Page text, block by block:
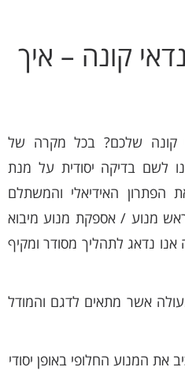
קונה – איך
קונה שלכם? בכל מקרה של
לשם בדיקה יסודית על מנת
הפתרון האידיאלי והמשתלם
ראש מנוע / אספקת מנוע מיבוא
נדאג לתהליך מסודר ומקיף
אשר מתאים לדגם והמודל
את המנוע החלופי באופן יסודי